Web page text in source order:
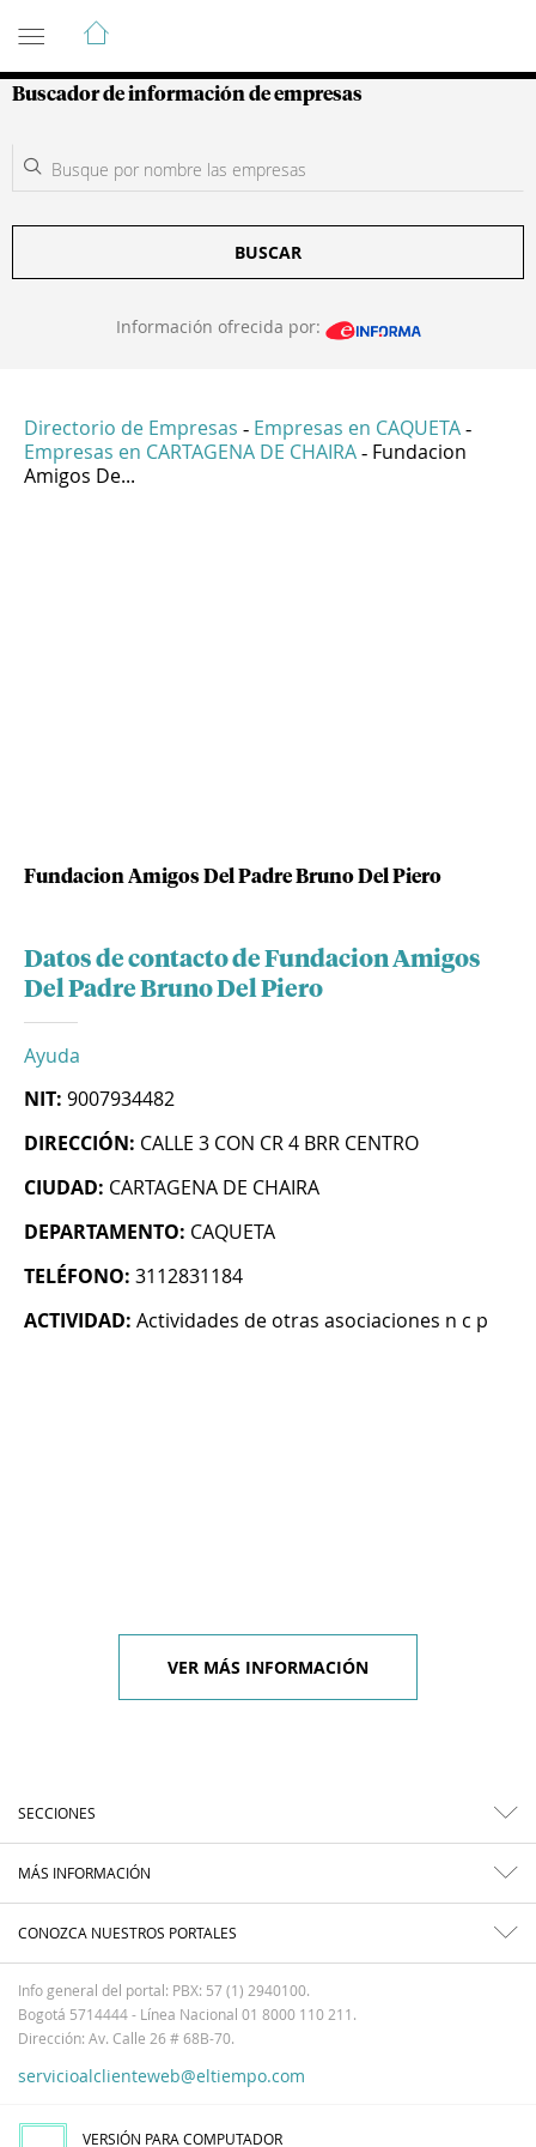
Guía de Empresas Colombianas
Buscador de información de empresas
BUSCAR
Información ofrecida por:
Directorio de Empresas - Empresas en CAQUETA -
Empresas en CARTAGENA DE CHAIRA - Fundacion
Amigos De...
Fundacion Amigos Del Padre Bruno Del Piero
Datos de contacto de Fundacion Amigos
Del Padre Bruno Del Piero
Ayuda
NIT: 9007934482
DIRECCIÓN: CALLE 3 CON CR 4 BRR CENTRO
CIUDAD: CARTAGENA DE CHAIRA
DEPARTAMENTO: CAQUETA
TELÉFONO: 3112831184
ACTIVIDAD: Actividades de otras asociaciones n c p
VER MÁS INFORMACIÓN
SECCIONES
MÁS INFORMACIÓN
CONOZCA NUESTROS PORTALES
Info general del portal: PBX: 57 (1) 2940100.
Bogotá 5714444 - Línea Nacional 01 8000 110 211.
Dirección: Av. Calle 26 # 68B-70.
servicioalclienteweb@eltiempo.com
VERSIÓN PARA COMPUTADOR